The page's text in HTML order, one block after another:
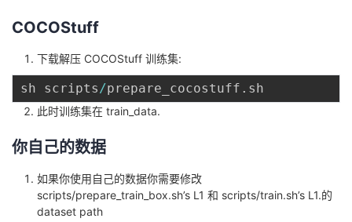
COCOStuff
下载解压 COCOStuff 训练集:
sh scripts/prepare_cocostuff .
此时训练集在 train_data.
你自己的数据
如果你使用自己的数据你需要修改
scripts/prepare_train_box.sh’s L1 和 scripts/train.sh’s L1.的
dataset path